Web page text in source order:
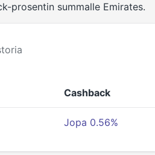
prosentin summalle Emirates.
Cashback
Jopa 0.56%